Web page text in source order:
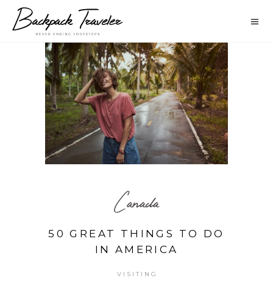
Canada
50 GREAT THINGS TO DO
IN AMERICA
VISITING